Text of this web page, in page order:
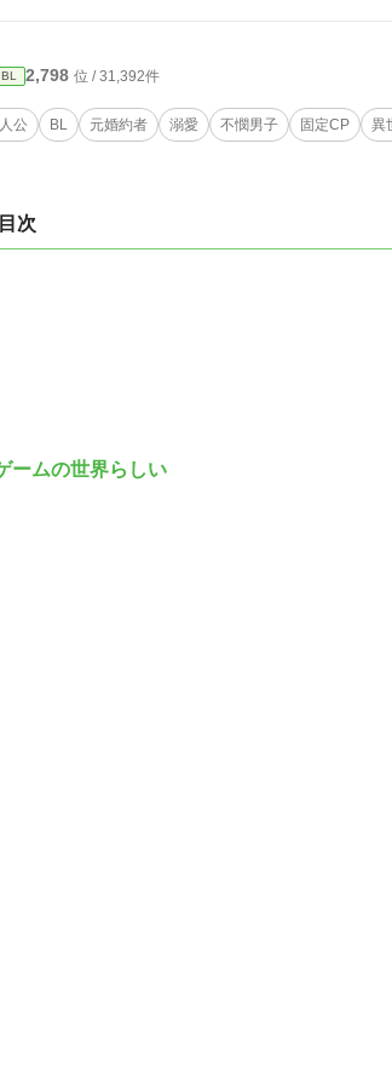
BL 2,798 位 / 31,392件
公 BL 元婚約者 溺愛 不憫男子 固定CP 異
目次
ムの世界らしい